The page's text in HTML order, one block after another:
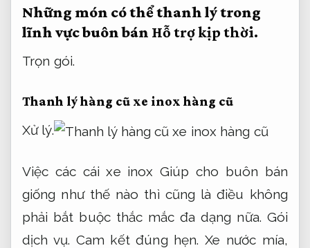
Những món có thể thanh lý trong
lĩnh vực buôn bán Hỗ trợ kịp thời.
Trọn gói.
Thanh lý hàng cũ xe inox hàng cũ
Xử lý.
Việc các cái xe inox Giúp cho buôn bán
giống như thế nào thì cũng là điều không
phải bắt buộc thắc mắc đa dạng nữa. Gói
dịch vụ. Cam kết đúng hẹn. Xe nước mía,